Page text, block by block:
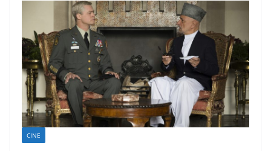
CINE